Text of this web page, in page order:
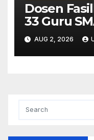
Dosen
33 Guru
Gelar Ujian
AUG 2, 2026